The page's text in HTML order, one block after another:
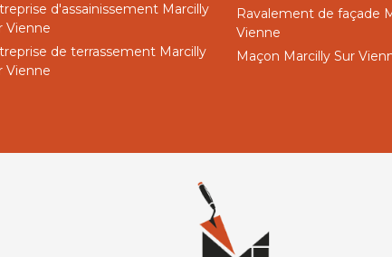
d'assainissement Marcilly
Vienne
de terrassement Marcilly
Vienne
Ravalement de façade
Vienne
Maçon Marcilly Sur